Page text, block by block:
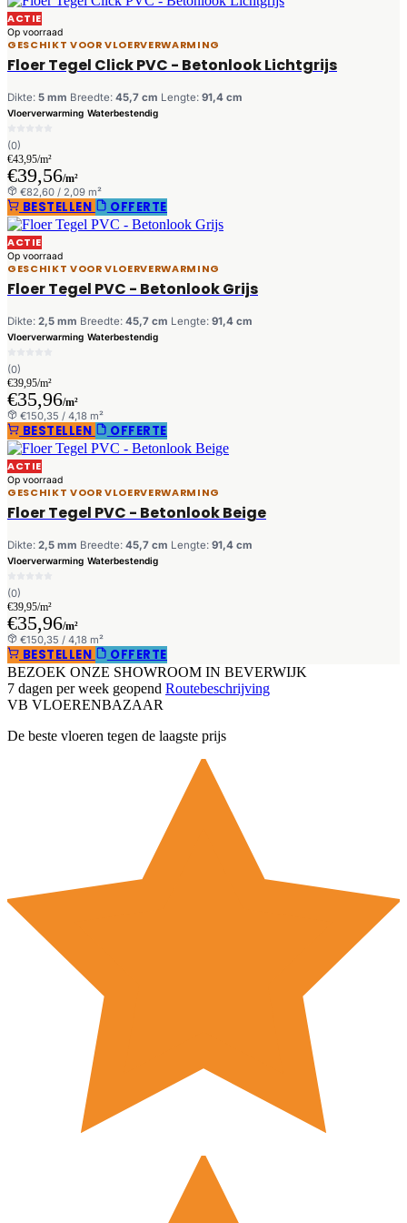
ACTIE
Op voorraad
GESCHIKT VOOR VLOERVERWARMING
Floer Tegel Click PVC - Betonlook Lichtgrijs
Dikte: 5 mm Breedte: 45,7 cm Lengte: 91,4 cm
Vloerverwarming Waterbestendig
(0)
€43,95/m²
€39,56/m²
€82,60 / 2,09 m²
BESTELLEN OFFERTE
ACTIE
Op voorraad
GESCHIKT VOOR VLOERVERWARMING
Floer Tegel PVC - Betonlook Grijs
Dikte: 2,5 mm Breedte: 45,7 cm Lengte: 91,4 cm
Vloerverwarming Waterbestendig
(0)
€39,95/m²
€35,96/m²
€150,35 / 4,18 m²
BESTELLEN OFFERTE
ACTIE
Op voorraad
GESCHIKT VOOR VLOERVERWARMING
Floer Tegel PVC - Betonlook Beige
Dikte: 2,5 mm Breedte: 45,7 cm Lengte: 91,4 cm
Vloerverwarming Waterbestendig
(0)
€39,95/m²
€35,96/m²
€150,35 / 4,18 m²
BESTELLEN OFFERTE
BEZOEK ONZE SHOWROOM IN BEVERWIJK
7 dagen per week geopend Routebeschrijving
VB VLOERENBAZAAR
De beste vloeren tegen de laagste prijs